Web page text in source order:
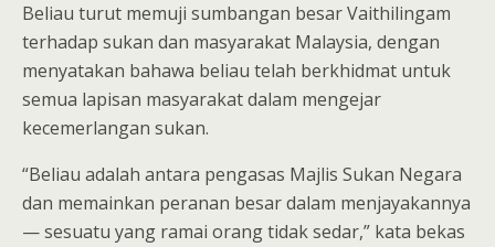
Beliau turut memuji sumbangan besar Vaithilingam
terhadap sukan dan masyarakat Malaysia, dengan
menyatakan bahawa beliau telah berkhidmat untuk
semua lapisan masyarakat dalam mengejar
kecemerlangan sukan.
“Beliau adalah antara pengasas Majlis Sukan Negara
dan memainkan peranan besar dalam menjayakannya
— sesuatu yang ramai orang tidak sedar,” kata bekas